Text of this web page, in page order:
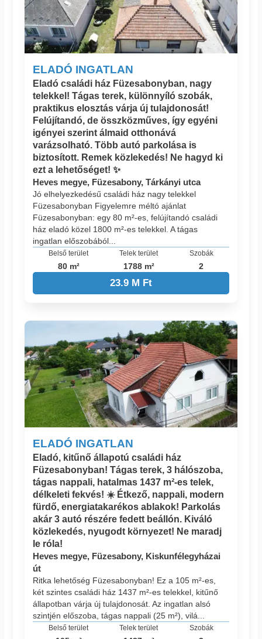
ELADÓ INGATLAN
Eladó családi ház Füzesabonyban, nagy
telekkel! Tágas terek, különnyíló szobák,
praktikus elosztás várja új tulajdonosát!
Felújítandó, de összközműves, így egyéni
igényei szerint álmaid otthonává
varázsolható. Több autó parkolása is
biztosított. Remek közlekedés! Ne hagyd ki
ezt a lehetőséget! ✨
Heves megye, Füzesabony, Tárkányi utca
Jó elhelyezkedésű családi ház nagy telekkel
Füzesabonyban Figyelemre méltó ajánlat
Füzesabonyban: egy 80 m²-es, felújítandó családi
ház eladó közel 1800 m²-es telekkel. A tágas
ingatlan előszobából...
Belső terület
80 m²
Telek terület
1788 m²
Szobák
2
23.9 M Ft
ELADÓ INGATLAN
Eladó, kitűnő állapotú családi ház
Füzesabonyban! Tágas terek, 3 hálószoba,
tágas nappali, hatalmas 1437 m²-es telek,
délkeleti fekvés! ☀️ Étkező, nappali, modern
fürdő, energiatakarékos ablakok! Parkolás
akár 3 autó részére fedett beállón. Kiváló
közlekedés, nyugodt környezet! Ne maradj
le róla!
Heves megye, Füzesabony, Kiskunfélegyházai
út
Ritka lehetőség Füzesabonyban! Ez a 105 m²-es,
két szintes családi ház 1437 m²-es telekkel, kitűnő
állapotban várja új tulajdonosát. Az ingatlan alsó
szintjén előszoba, tágas nappali (25 m²), vilá...
Belső terület Telek terület Szobák